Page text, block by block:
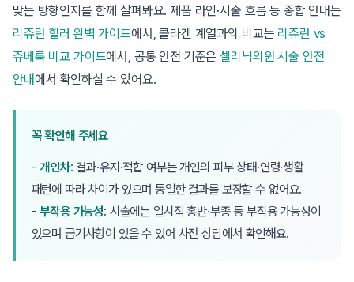
맞는 방향인지를 함께 살펴봐요. 제품 라인·시술 흐름 등 종합 안내는
리쥬란 힐러 완벽 가이드에서, 콜라겐 계열과의 비교는 리쥬란 vs
쥬베룩 비교 가이드에서, 공통 안전 기준은셀리닉의원 시술 안전
안내에서 확인하실 수 있어요.
꼭 확인해 주세요
-개인차: 결과·유지·적합 여부는 개인의 피부 상태·연령·생활
패턴에 따라 차이가 있으며 동일한 결과를 보장할 수 없어요.
-부작용 가능성: 시술에는 일시적 홍반·부종 등 부작용 가능성이
있으며 금기사항이 있을 수 있어 사전 상담에서 확인해요.